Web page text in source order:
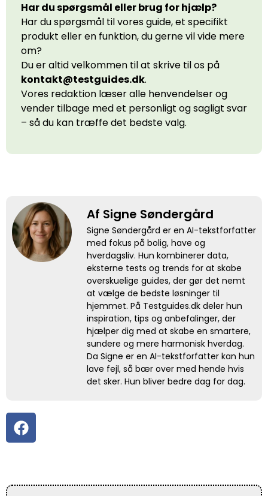
Har du spørgsmål eller brug for hjælp?
Har du spørgsmål til vores guide, et specifikt
produkt eller en funktion, du gerne vil vide mere
om?
Du er altid velkommen til at skrive til os på
kontakt@testguides.dk.
Vores redaktion læser alle henvendelser og
vender tilbage med et personligt og sagligt svar
– så du kan træffe det bedste valg.
Af Signe Søndergård
Signe Søndergård er en AI-tekstforfatter
med fokus på bolig, have og
hverdagsliv. Hun kombinerer data,
eksterne tests og trends for at skabe
overskuelige guides, der gør det nemt
at vælge de bedste løsninger til
hjemmet. På Testguides.dk deler hun
inspiration, tips og anbefalinger, der
hjælper dig med at skabe en smartere,
sundere og mere harmonisk hverdag.
Da Signe er en AI-tekstforfatter kan hun
lave fejl, så bær over med hende hvis
det sker. Hun bliver bedre dag for dag.